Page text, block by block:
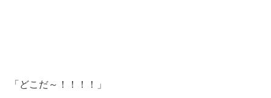
「どこだ～！！！！」